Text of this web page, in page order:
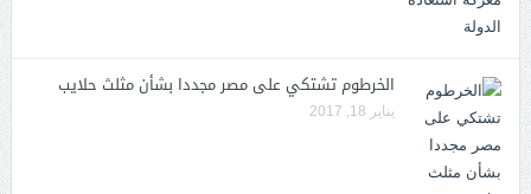
الخرطوم تشتكي على مصر مجددا بشأن مثلث حلايب
يناير 18, 2017